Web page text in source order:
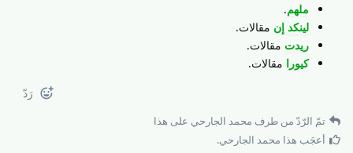
ملهم.
لينكد إن مقالات.
ريدت مقالات.
كيورا مقالات.
رَدّ
تمّ الرّدّ من طرف محمد الجارحي على هذا
أعجَب هذا محمد الجارحي.